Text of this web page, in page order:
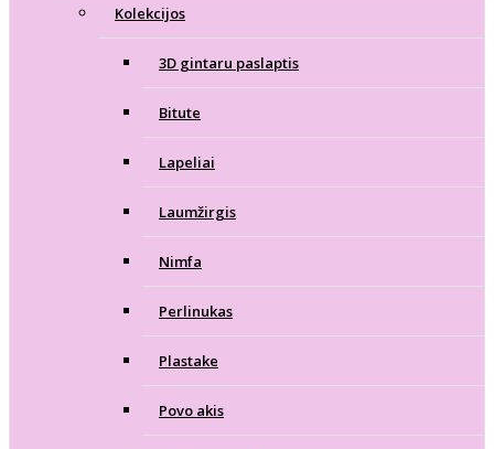
Kolekcijos
3D gintaru paslaptis
Bitute
Lapeliai
Laumžirgis
Nimfa
Perlinukas
Plastake
Povo akis